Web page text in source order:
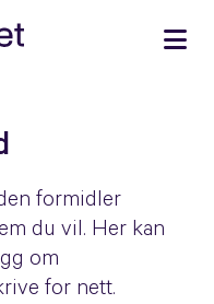
formidler
du vil. Her kan
om
for nett.